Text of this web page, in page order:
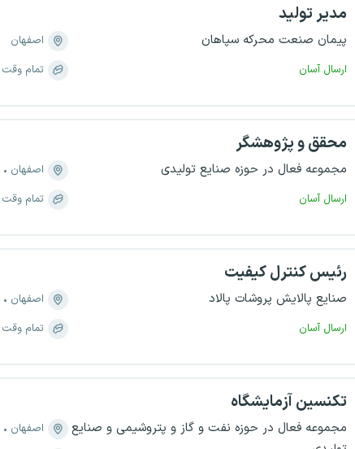
مدیر تولید
پیمان صنعت محرکه سپاهان
ارسال آسان
اصفهان
تمام وقت
محقق و پژوهشگر
مجموعه فعال در حوزه صنایع تولیدی
ارسال آسان
اصفهان
تمام وقت
رئیس کنترل کیفیت
صنایع پالایش پروشات پالاد
ارسال آسان
اصفهان
تمام وقت
تکنسین آزمایشگاه
مجموعه فعال در حوزه نفت و گاز و پتروشیمی و صنایع
اصفهان